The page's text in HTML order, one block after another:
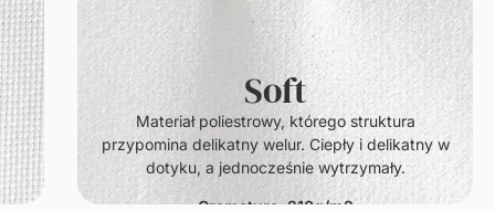
Soft
Materiał poliestrowy, którego struktura
przypomina delikatny welur. Ciepły i delikatny w
dotyku, a jednocześnie wytrzymały.
Gramatura: 210g/m2